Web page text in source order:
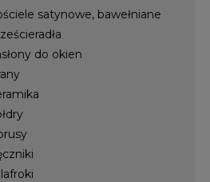
satynowe, bawełniane
do okien